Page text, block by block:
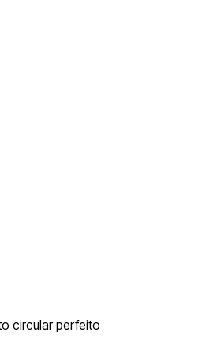
circular perfeito